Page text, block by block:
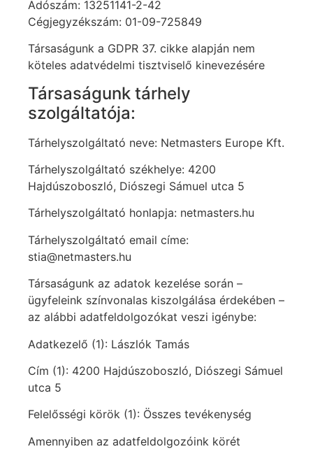
Adószám: 13251141-2-42
Cégjegyzékszám: 01-09-725849
Társaságunk a GDPR 37. cikke alapján nem
köteles adatvédelmi tisztviselő kinevezésére
Társaságunk tárhely
szolgáltatója:
Tárhelyszolgáltató neve: Netmasters Europe Kft.
Tárhelyszolgáltató székhelye: 4200
Hajdúszoboszló, Diószegi Sámuel utca 5
Tárhelyszolgáltató honlapja: netmasters.hu
Tárhelyszolgáltató email címe:
stia@netmasters.hu
Társaságunk az adatok kezelése során –
ügyfeleink színvonalas kiszolgálása érdekében –
az alábbi adatfeldolgozókat veszi igénybe:
Adatkezelő (1): Lászlók Tamás
Cím (1): 4200 Hajdúszoboszló, Diószegi Sámuel
utca 5
Felelősségi körök (1): Összes tevékenység
Amennyiben az adatfeldolgozóink körét